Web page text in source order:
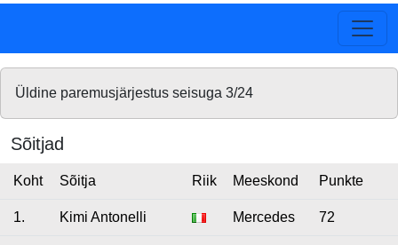
Üldine paremusjärjestus seisuga 3/24
Sõitjad
Koht Sõitja Riik Meeskond Punkte
1. Kimi Antonelli Mercedes 72